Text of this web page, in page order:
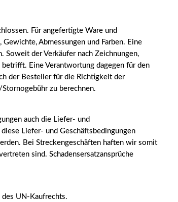
Für angefertigte Ware und
Abmessungen und Farben. Eine
Soweit der Verkäufer nach Zeichnungen,
Eine Verantwortung dagegen für den
der Besteller für die Richtigkeit der
zu berechnen.
auch die Liefer- und
Liefer- und Geschäftsbedingungen
Bei Streckengeschäften haften wir somit
sind. Schadensersatzansprüche
des UN-Kaufrechts.